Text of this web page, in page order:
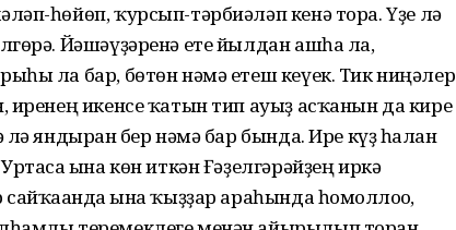
һөйөп, ҡурсып-тәрбиәләп кенә тора. Үҙе лә
Йәшәүҙәренә ете йылдан ашһа ла,
ла бар, бөтөн нәмә етеш кеүек. Тик ниңәлер
иренең икенсе ҡатын тип ауыҙ асҡанын да кире
яндырған бер нәмә бар бында. Ире күҙ һалған
ғына көн иткән Ғәҙелгәрәйҙең иркә
ғына ҡыҙҙар араһында һомғоллоғо,